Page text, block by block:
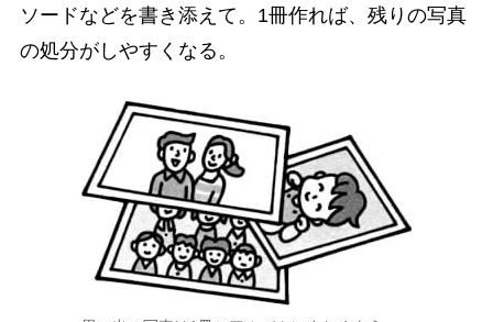
ソードなどを書き添えて。1冊作れば、残りの写真
の処分がしやすくなる。